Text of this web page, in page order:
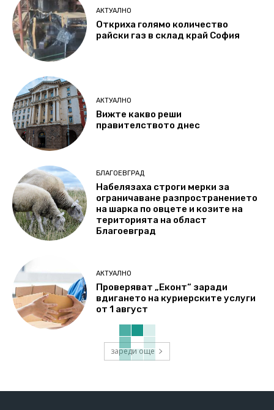
АКТУАЛНО
Откриха голямо количество
райски газ в склад край София
АКТУАЛНО
Вижте какво реши
правителството днес
БЛАГОЕВГРАД
Набелязаха строги мерки за
ограничаване разпространението
на шарка по овцете и козите на
територията на област
Благоевград
АКТУАЛНО
Проверяват „Еконт“ заради
вдигането на куриерските услуги
от 1 август
зареди още